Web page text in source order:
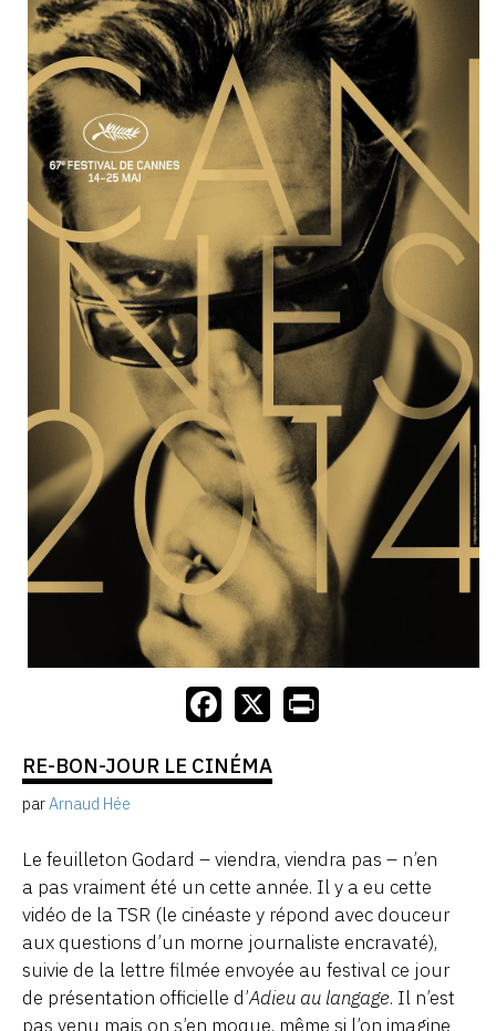
RE-BON-JOUR LE CINÉMA
parArnaud Hée
Le feuilleton Godard – viendra, viendra pas – n’en
a pas vraiment été un cette année. Il y a eu cette
vidéo de la TSR (le cinéaste y répond avec douceur
aux questions d’un morne journaliste encravaté),
suivie de la lettre filmée envoyée au festival ce jour
de présentation officielle d’Adieu au langage. Il n’est
pas venu mais on s’en moque, même si l’on imagine